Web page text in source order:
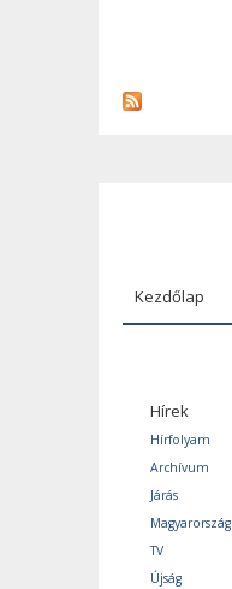
Kezdőlap
Hírek
Hírfolyam
Archívum
Járás
Magyarország
TV
Újság